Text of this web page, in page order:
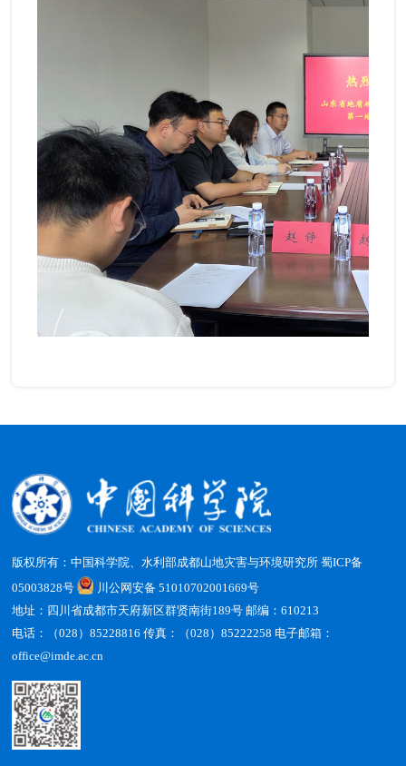
版权所有：中国科学院、水利部成都山地灾害与环境研究所蜀ICP备
05003828号
川公网安备 51010702001669号
地址：四川省成都市天府新区群贤南街189号 邮编：610213
电话：（028）85228816 传真：（028）85222258 电子邮箱：
office@imde.ac.cn